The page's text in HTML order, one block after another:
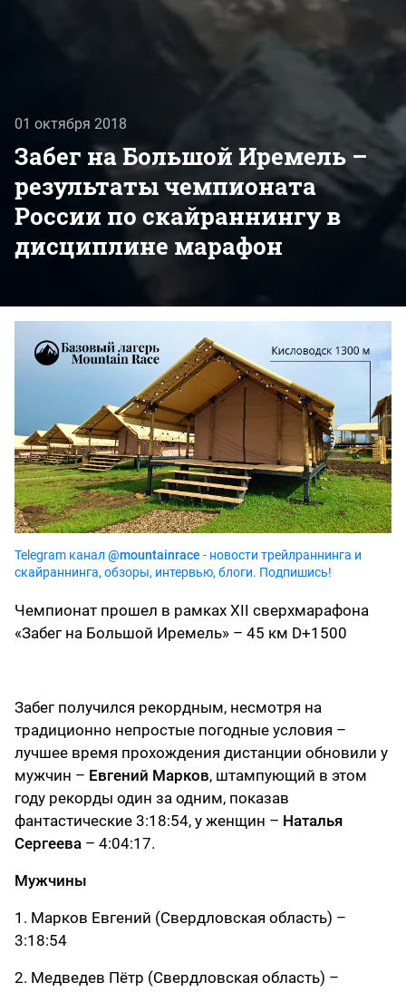
01 октября 2018
​Забег на Большой Иремель –
результаты чемпионата
России по скайраннингу в
дисциплине марафон
Telegram канал @mountainrace - новости трейлраннинга и
скайраннинга, обзоры, интервью, блоги. Подпишись!
Чемпионат прошел в рамках XII сверхмарафона
«Забег на Большой Иремель» – 45 км D+1500
Забег получился рекордным, несмотря на
традиционно непростые погодные условия –
лучшее время прохождения дистанции обновили у
мужчин – Евгений Марков, штампующий в этом
году рекорды один за одним, показав
фантастические 3:18:54, у женщин – Наталья
Сергеева – 4:04:17.
Мужчины
1. Марков Евгений (Свердловская область) –
3:18:54
2. Медведев Пётр (Свердловская область) –